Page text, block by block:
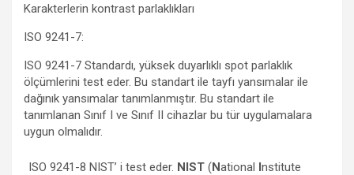
Karakterlerin kontrast parlaklıkları
ISO 9241-7:
ISO 9241-7 Standardı, yüksek duyarlıklı spot parlaklık
ölçümlerini test eder. Bu standart ile tayfı yansımalar ile
dağınık yansımalar tanımlanmıştır. Bu standart ile
tanımlanan Sınıf I ve Sınıf II cihazlar bu tür uygulamalara
uygun olmalıdır.
ISO 9241-8 NIST’ i test eder. NIST (National Institute